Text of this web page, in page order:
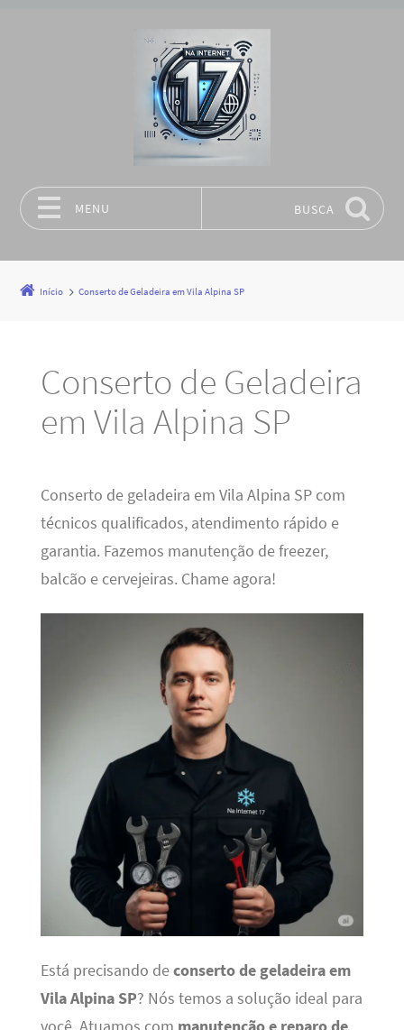
MENU BUSCA
Início Conserto de Geladeira em Vila Alpina SP
Conserto de Geladeira
em Vila Alpina SP
Conserto de geladeira em Vila Alpina SP com
técnicos qualificados, atendimento rápido e
garantia. Fazemos manutenção de freezer,
balcão e cervejeiras. Chame agora!
Está precisando deconserto de geladeira em
Vila Alpina SP? Nós temos a solução ideal para